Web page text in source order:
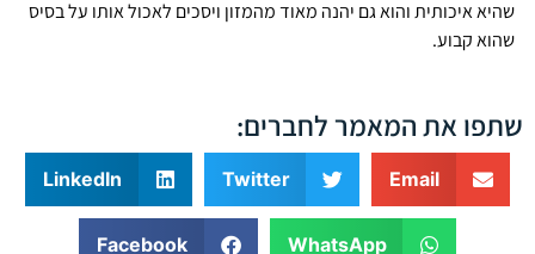
שהיא איכותית והוא גם יהנה מאוד מהמזון ויסכים לאכול אותו על בסיס
שהוא קבוע.
שתפו את המאמר לחברים:
Email
Twitter
LinkedIn
WhatsApp
Facebook